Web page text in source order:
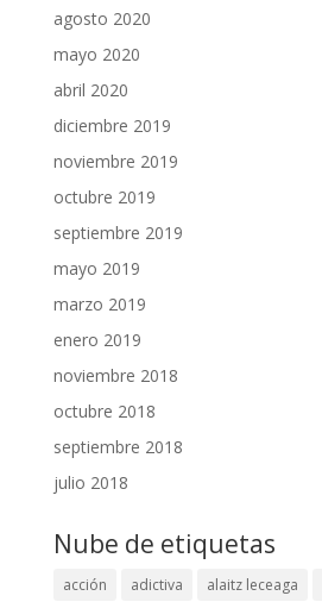
agosto 2020
mayo 2020
abril 2020
diciembre 2019
noviembre 2019
octubre 2019
septiembre 2019
mayo 2019
marzo 2019
enero 2019
noviembre 2018
octubre 2018
septiembre 2018
julio 2018
Nube de etiquetas
acción adictiva alaitz leceaga